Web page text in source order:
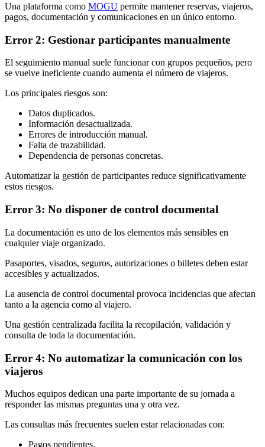
Una plataforma como MOGU permite mantener reservas, viajeros,
pagos, documentación y comunicaciones en un único entorno.
Error 2: Gestionar participantes manualmente
El seguimiento manual suele funcionar con grupos pequeños, pero
se vuelve ineficiente cuando aumenta el número de viajeros.
Los principales riesgos son:
Datos duplicados.
Información desactualizada.
Errores de introducción manual.
Falta de trazabilidad.
Dependencia de personas concretas.
Automatizar la gestión de participantes reduce significativamente
estos riesgos.
Error 3: No disponer de control documental
La documentación es uno de los elementos más sensibles en
cualquier viaje organizado.
Pasaportes, visados, seguros, autorizaciones o billetes deben estar
accesibles y actualizados.
La ausencia de control documental provoca incidencias que afectan
tanto a la agencia como al viajero.
Una gestión centralizada facilita la recopilación, validación y
consulta de toda la documentación.
Error 4: No automatizar la comunicación con los
viajeros
Muchos equipos dedican una parte importante de su jornada a
responder las mismas preguntas una y otra vez.
Las consultas más frecuentes suelen estar relacionadas con:
Pagos pendientes.